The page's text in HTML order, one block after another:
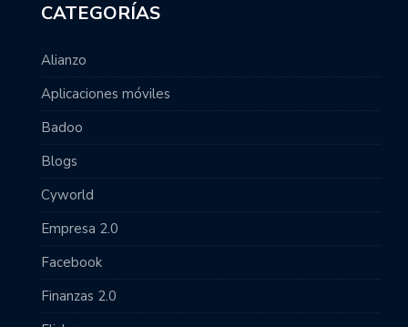
CATEGORÍAS
Alianzo
Aplicaciones móviles
Badoo
Blogs
Cyworld
Empresa 2.0
Facebook
Finanzas 2.0